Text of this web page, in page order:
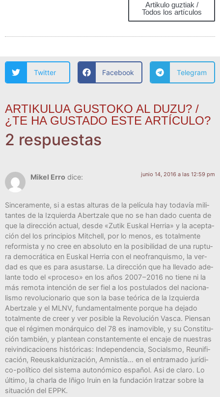
Artikulo guztiak /
Todos los artículos
Twitter Facebook Telegram
ARTIKULUA GUSTOKO AL DUZU? /
¿TE HA GUSTADO ESTE ARTÍCULO?
2 respuestas
Mikel Erro dice: junio 14, 2016 a las 12:59 pm
Sin­ce­ra­men­te, si a estas altu­ras de la pelí­cu­la hay toda­vía mili­
tan­tes de la Izquier­da Aber­tza­le que no se han dado cuen­ta de
que la direc­ción actual, des­de «Zutik Eus­kal Herria» y la acep­ta­
ción del los prin­ci­pios Mit­chell, por lo menos, es total­men­te
refor­mis­ta y no cree en abso­lu­to en la posi­bi­li­dad de una rup­tu­
ra demo­crá­ti­ca en Eus­kal Herria con el neo­fran­quis­mo, la ver­
dad es que es para asus­tar­se. La direc­ción que ha lle­va­do ade­
lan­te todo el «pro­ce­so» en los años 2007 – 2016 no tie­ne ni la
más remo­ta inten­ción de ser fiel a los pos­tu­la­dos del nacio­na­
lis­mo revo­lu­cio­na­rio que son la base teó­ri­ca de la Izquier­da
Aber­tza­le y el MLNV, fun­da­men­tal­men­te por­que ha deja­do
total­men­te de creer y ver posi­ble la Revo­lu­ción Vas­ca. Pien­san
que el régi­men monár­qui­co del 78 es ina­mo­vi­ble, y su Cons­ti­tu­
ción tam­bién, y plan­tean cons­tan­te­men­te el enca­je de nues­tras
rei­vin­di­ca­cioens his­tó­ri­cas: Inde­pen­den­cia, Socials­mo, Reuni­fi­
ca­ción, Reeus­kal­du­ni­za­ción, Amnis­tía… en el entra­ma­do jurí­di­
co-polí­ti­co del sis­te­ma auto­nó­mi­co espa­ñol. Asi de cla­ro. Lo
últi­mo, la char­la de Iñi­go Iruin en la fun­da­ción Iratzar sobre la
situa­ción del EPPK.